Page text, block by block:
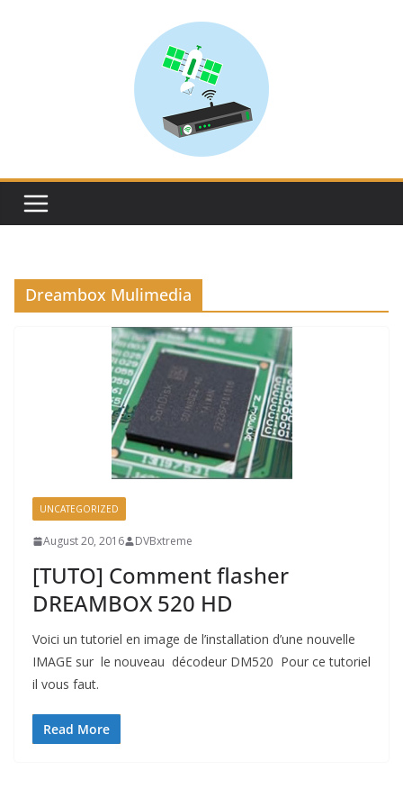
Dreambox Mulimedia
UNCATEGORIZED
August 20, 2016 DVBxtreme
[TUTO] Comment flasher
DREAMBOX 520 HD
Voici un tutoriel en image de l’installation d’une nouvelle
IMAGE sur le nouveau décodeur DM520 Pour ce tutoriel
il vous faut.
Read More